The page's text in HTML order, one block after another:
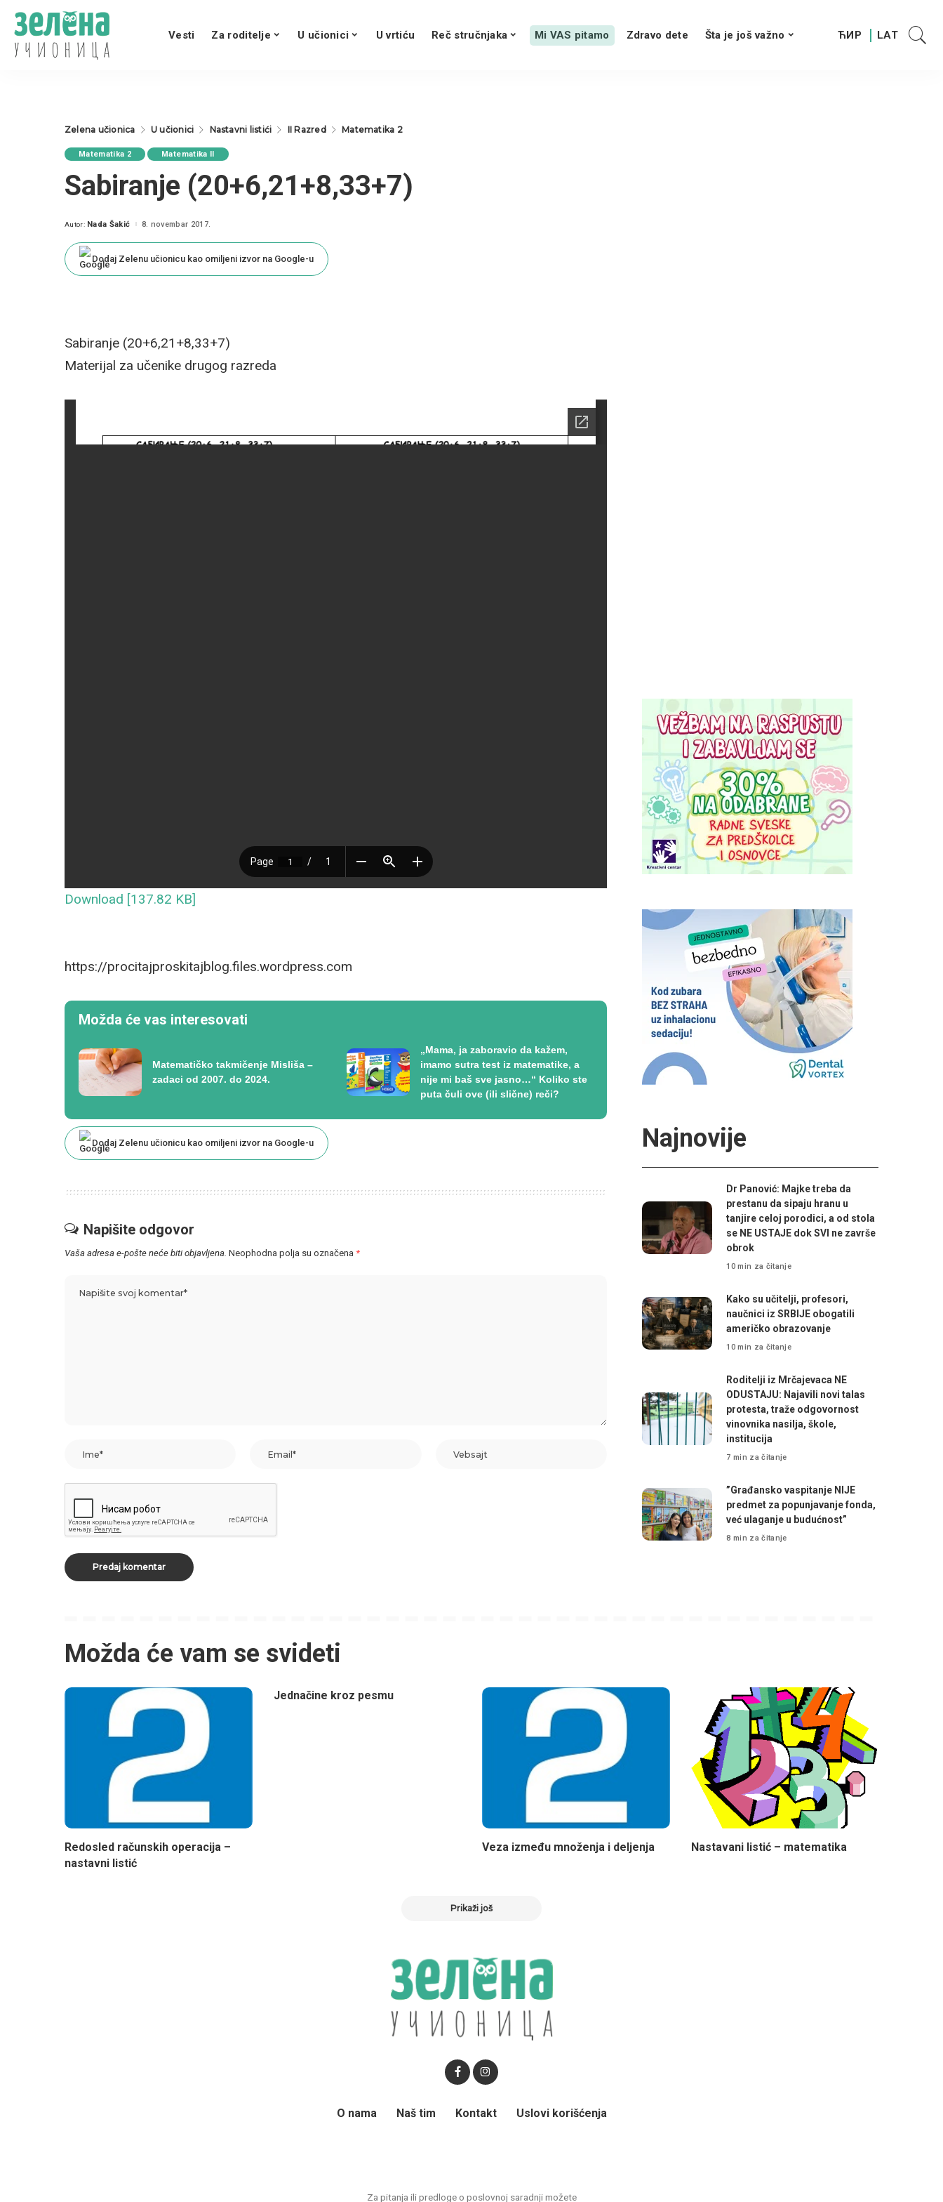
Vesti Za roditelje U učionici U vrtiću Reč stručnjaka Mi VAS pitamo Zdravo dete Šta je još važno
Zelena učionica U učionici Nastavni listići II Razred Matematika 2
Matematika 2 Matematika II
Sabiranje ​​(20+6,​​21+8,​​33+7)
Posted
Autor: Nada Šakić 8. novembar 2017.
Dodaj Zelenu učionicu kao omiljeni izvor na Google-u
Sabiranje ​​(20+6,​​21+8,​​33+7)
Materijal za učenike drugog razreda
Download [137.82 KB]
https://procitajproskitajblog.files.wordpress.com
Možda će vas interesovati
Matematičko takmičenje Misliša –
zadaci od 2007. do 2024.
„Mama, ja zaboravio da kažem,
imamo sutra test iz matematike, a
nije mi baš sve jasno…“ Koliko ste
puta čuli ove (ili slične) reči?
Dodaj Zelenu učionicu kao omiljeni izvor na Google-u
Napišite odgovor
Vaša adresa e-pošte neće biti objavljena. Neophodna polja su označena *
Najnovije
Dr Panović: Majke treba da
prestanu da sipaju hranu u
tanjire celoj porodici, a od stola
se NE USTAJE dok SVI ne završe
obrok
10 min za čitanje
Kako su učitelji, profesori,
naučnici iz SRBIJE obogatili
američko obrazovanje
10 min za čitanje
Roditelji iz Mrčajevaca NE
ODUSTAJU: Najavili novi talas
protesta, traže odgovornost
vinovnika nasilja, škole,
institucija
7 min za čitanje
”Građansko vaspitanje NIJE
predmet za popunjavanje fonda,
već ulaganje u budućnost”
8 min za čitanje
Možda će vam se svideti
Redosled računskih operacija –
nastavni listić
Jednačine kroz pesmu
Veza između množenja i deljenja Nastavani listić – matematika
Prikaži još
Za pitanja ili predloge o poslovnoj saradnji možete
O nama Naš tim Kontakt Uslovi korišćenja